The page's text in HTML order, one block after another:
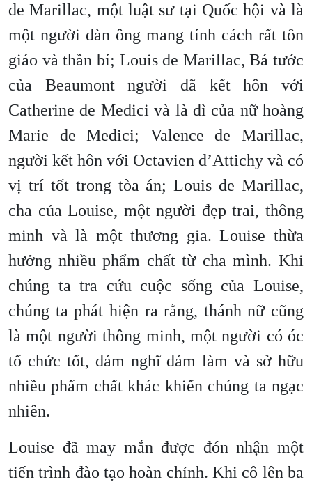
de Marillac, một luật sư tại Quốc hội và là
một người đàn ông mang tính cách rất tôn
giáo và thần bí; Louis de Marillac, Bá tước
của Beaumont người đã kết hôn với
Catherine de Medici và là dì của nữ hoàng
Marie de Medici; Valence de Marillac,
người kết hôn với Octavien d’Attichy và có
vị trí tốt trong tòa án; Louis de Marillac,
cha của Louise, một người đẹp trai, thông
minh và là một thương gia. Louise thừa
hưởng nhiều phẩm chất từ cha mình. Khi
chúng ta tra cứu cuộc sống của Louise,
chúng ta phát hiện ra rằng, thánh nữ cũng
là một người thông minh, một người có óc
tổ chức tốt, dám nghĩ dám làm và sở hữu
nhiều phẩm chất khác khiến chúng ta ngạc
nhiên.
Louise đã may mắn được đón nhận một
tiến trình đào tạo hoàn chỉnh. Khi cô lên ba